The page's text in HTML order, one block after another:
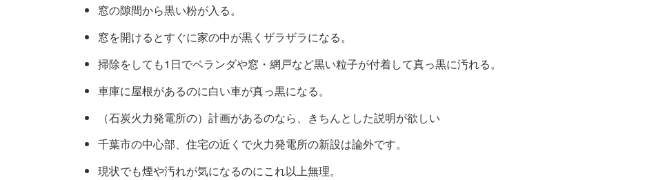
窓の隙間から黒い粉が入る。
窓を開けるとすぐに家の中が黒くザラザラになる。
掃除をしても1日でベランダや窓・網戸など黒い粒子が付着して真っ黒に汚れる。
車庫に屋根があるのに白い車が真っ黒になる。
（石炭火力発電所の）計画があるのなら、きちんとした説明が欲しい
千葉市の中心部、住宅の近くで火力発電所の新設は論外です。
現状でも煙や汚れが気になるのにこれ以上無理。